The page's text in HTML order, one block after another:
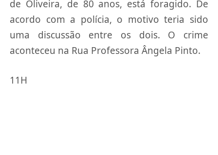
de Oliveira, de 80 anos, está foragido. De
acordo com a polícia, o motivo teria sido
uma discussão entre os dois. O crime
aconteceu na Rua Professora Ângela Pinto.
11H